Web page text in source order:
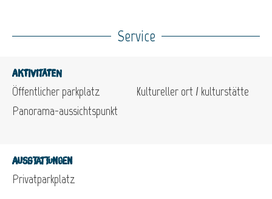
Service
Aktivitäten
Öffentlicher parkplatz
Panorama-aussichtspunkt
Kultureller ort / kulturstätte
Ausstattungen
Privatparkplatz